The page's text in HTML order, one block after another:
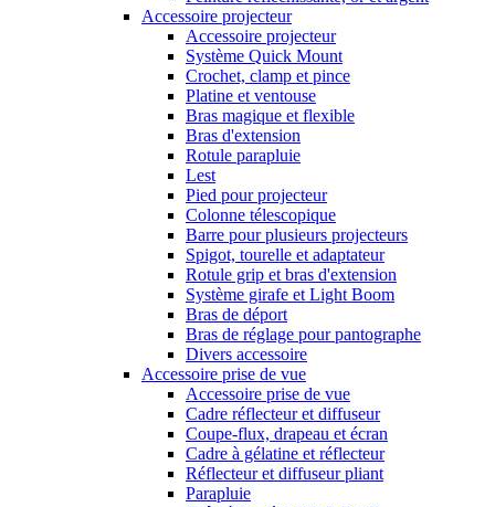
Accessoire projecteur
Accessoire projecteur
Système Quick Mount
Crochet, clamp et pince
Platine et ventouse
Bras magique et flexible
Bras d'extension
Rotule parapluie
Lest
Pied pour projecteur
Colonne télescopique
Barre pour plusieurs projecteurs
Spigot, tourelle et adaptateur
Rotule grip et bras d'extension
Système girafe et Light Boom
Bras de déport
Bras de réglage pour pantographe
Divers accessoire
Accessoire prise de vue
Accessoire prise de vue
Cadre réflecteur et diffuseur
Coupe-flux, drapeau et écran
Cadre à gélatine et réflecteur
Réflecteur et diffuseur pliant
Parapluie